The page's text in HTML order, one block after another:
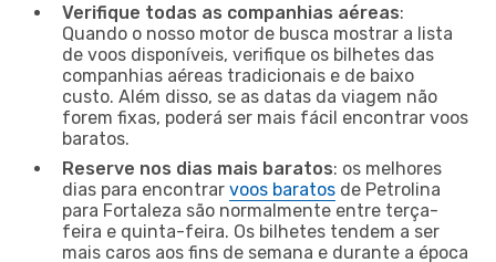
Verifique todas as companhias aéreas:
Quando o nosso motor de busca mostrar a lista
de voos disponíveis, verifique os bilhetes das
companhias aéreas tradicionais e de baixo
custo. Além disso, se as datas da viagem não
forem fixas, poderá ser mais fácil encontrar voos
baratos.
Reserve nos dias mais baratos: os melhores
dias para encontrar voos baratos de Petrolina
para Fortaleza são normalmente entre terça-
feira e quinta-feira. Os bilhetes tendem a ser
mais caros aos fins de semana e durante a época